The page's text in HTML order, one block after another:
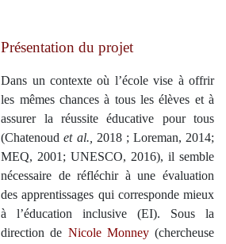
Présentation du projet
Dans un contexte où l’école vise à offrir
les mêmes chances à tous les élèves et à
assurer la réussite éducative pour tous
(Chatenoudet al.,
2018 ; Loreman, 2014;
MEQ, 2001; UNESCO, 2016), il semble
nécessaire de réfléchir à une évaluation
des apprentissages qui corresponde mieux
à l’éducation inclusive (EI). Sous la
direction de Nicole Monney(chercheuse